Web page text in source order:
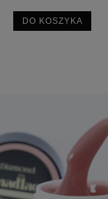
DO KOSZYKA